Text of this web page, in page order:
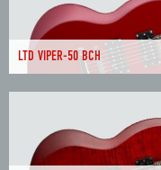
LTD VIPER-50 BCH